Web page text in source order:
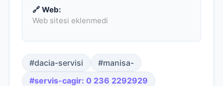
🔗 Web:
Web sitesi eklenmedi
#dacia-servisi
#manisa-
#servis-cagir: 0 236 2292929